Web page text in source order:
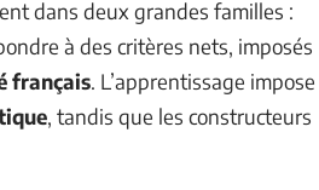
dans deux grandes familles :
à des critères nets, imposés
français. L’apprentissage impose
, tandis que les constructeurs